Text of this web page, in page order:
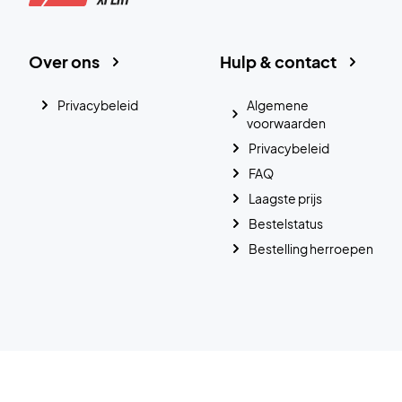
Hulp & contact
Algemene
voorwaarden
Privacybeleid
FAQ
Laagste prijs
Bestelstatus
Bestelling herroepen
Over ons
Privacybeleid